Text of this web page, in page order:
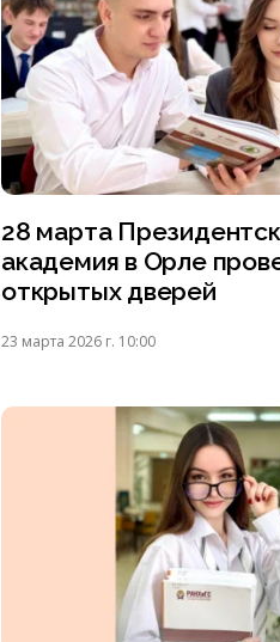
28 марта
академия в Орле
открытых дверей
23 марта 2026 г. 10:00